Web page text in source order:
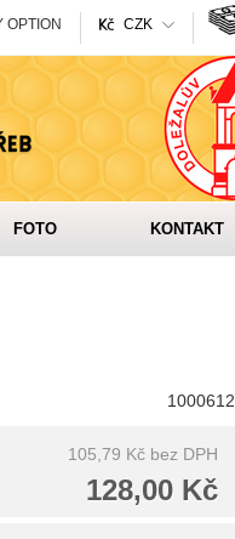
OPTION CZK
FOTO KONTAKT
1000612
105,79 Kč bez DPH
128,00 Kč